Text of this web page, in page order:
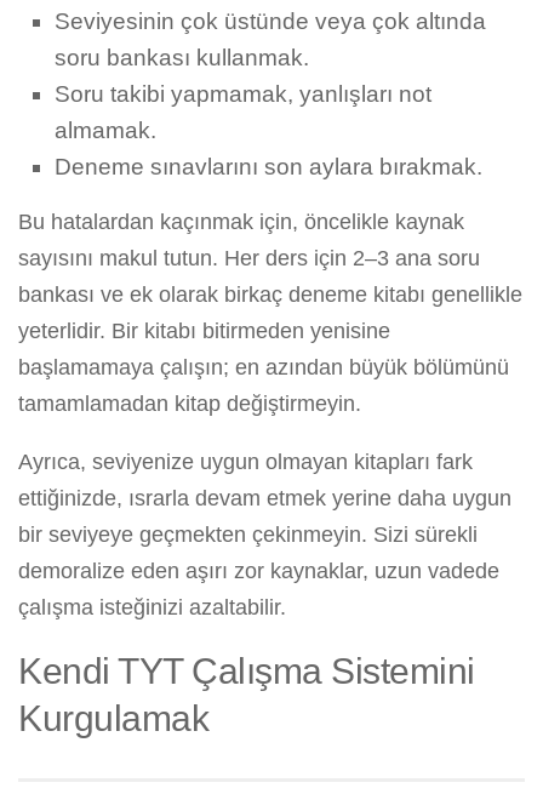
Seviyesinin çok üstünde veya çok altında
soru bankası kullanmak.
Soru takibi yapmamak, yanlışları not
almamak.
Deneme sınavlarını son aylara bırakmak.
Bu hatalardan kaçınmak için, öncelikle kaynak
sayısını makul tutun. Her ders için 2–3 ana soru
bankası ve ek olarak birkaç deneme kitabı genellikle
yeterlidir. Bir kitabı bitirmeden yenisine
başlamamaya çalışın; en azından büyük bölümünü
tamamlamadan kitap değiştirmeyin.
Ayrıca, seviyenize uygun olmayan kitapları fark
ettiğinizde, ısrarla devam etmek yerine daha uygun
bir seviyeye geçmekten çekinmeyin. Sizi sürekli
demoralize eden aşırı zor kaynaklar, uzun vadede
çalışma isteğinizi azaltabilir.
Kendi TYT Çalışma Sistemini
Kurgulamak